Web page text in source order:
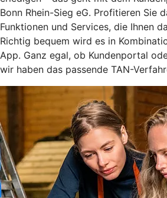
Bonn Rhein-Sieg eG. Profitieren Sie
Funktionen und Services, die Ihnen
Richtig bequem wird es in
App. Ganz egal, ob Kundenportal
wir haben das passende TAN-